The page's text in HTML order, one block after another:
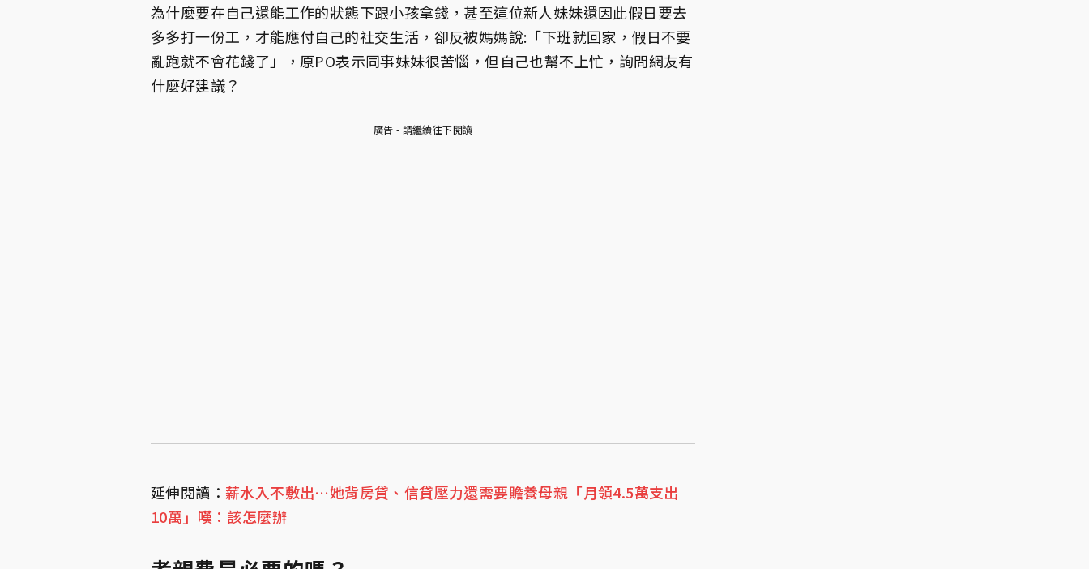
為什麼要在自己還能工作的狀態下跟小孩拿錢，甚至這位新人妹妹還因此假日要去
多多打一份工，才能應付自己的社交生活，卻反被媽媽說:「下班就回家，假日不要
亂跑就不會花錢了」，原PO表示同事妹妹很苦惱，但自己也幫不上忙，詢問網友有
什麼好建議？
廣告 - 請繼續往下閱讀
延伸閱讀： 薪水入不敷出…她背房貸、信貸壓力還需要贍養母親「月領4.5萬支出
10萬」嘆：該怎麼辦